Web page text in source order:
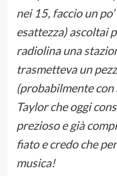
nei 15, faccio un
esattezza) ascoltai
radiolina una
trasmetteva un
(probabilmente con
Taylor che oggi
prezioso e già
fiato e credo che
musica!